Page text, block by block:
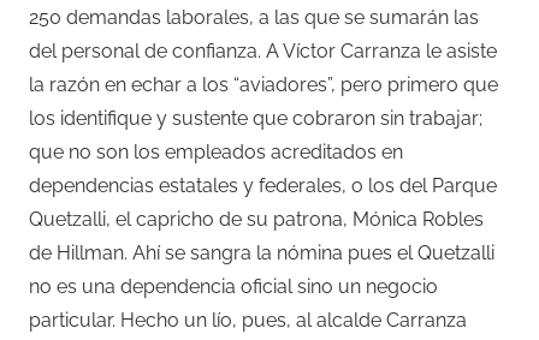
250 demandas laborales, a las que se sumarán las
del personal de confianza. A Víctor Carranza le asiste
la razón en echar a los “aviadores”, pero primero que
los identifique y sustente que cobraron sin trabajar;
que no son los empleados acreditados en
dependencias estatales y federales, o los del Parque
Quetzalli, el capricho de su patrona, Mónica Robles
de Hillman. Ahí se sangra la nómina pues el Quetzalli
no es una dependencia oficial sino un negocio
particular. Hecho un lío, pues, al alcalde Carranza